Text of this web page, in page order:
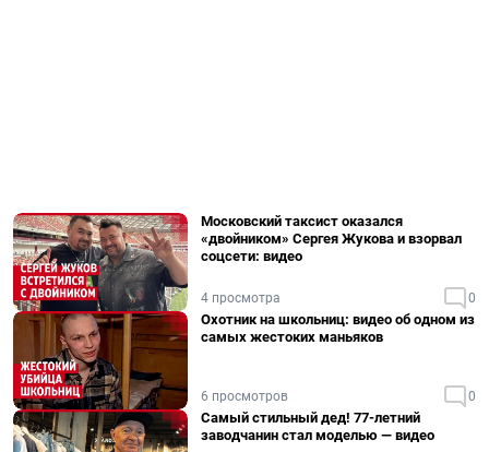
Московский таксист оказался
«двойником» Сергея Жукова и взорвал
соцсети: видео
4 просмотра 0
Охотник на школьниц: видео об одном из
самых жестоких маньяков
6 просмотров 0
Самый стильный дед! 77-летний
заводчанин стал моделью — видео